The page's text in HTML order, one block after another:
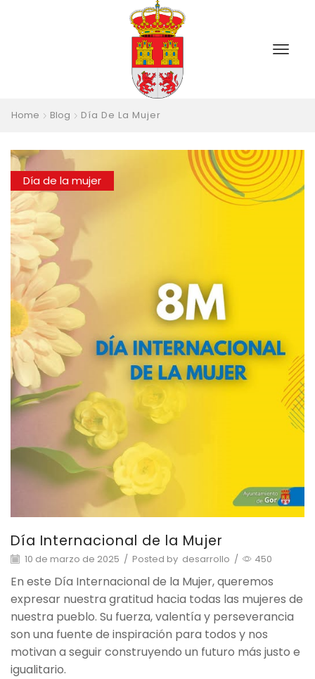
Home Blog Día De La Mujer
Día de la mujer
Día Internacional de la Mujer
10 de marzo de 2025 / Posted by desarrollo / 450
En este Día Internacional de la Mujer, queremos
expresar nuestra gratitud hacia todas las mujeres de
nuestra pueblo. Su fuerza, valentía y perseverancia
son una fuente de inspiración para todos y nos
motivan a seguir construyendo un futuro más justo e
igualitario.